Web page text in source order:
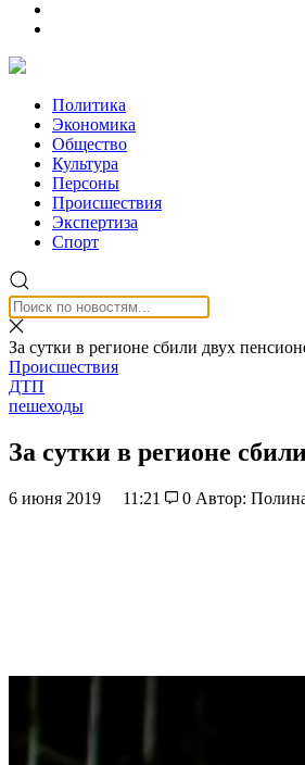
Политика
Экономика
Общество
Культура
Персоны
Происшествия
Экспертиза
Спорт
За сутки в регионе сбили двух
Происшествия
ДТП
пешеходы
За сутки в регионе
6 июня 2019 11:21 0 Автор: